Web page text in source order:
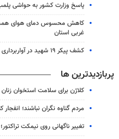
پاسخ وزارت کشور به حواشی
کاهش محسوس دمای هوای
غربی استان
کشف پیکر ۱۹ شهید در آواربرداری یک ساختمان مسکونی در غزه
پربازدیدترین ها
کلاژن برای سلامت استخوان
مردم گناوه نگران نباشند؛
تغییر ناگهانی روی نیمکت